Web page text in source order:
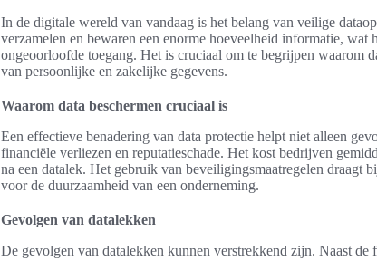
In de digitale wereld van vandaag is het belang van veilige
verzamelen en bewaren een enorme hoeveelheid informatie, wat
ongeoorloofde toegang. Het is cruciaal om te begrijpen waarom
van persoonlijke en zakelijke gegevens.
Waarom data beschermen cruciaal is
Een effectieve benadering van data protectie helpt niet alleen
financiële verliezen en reputatieschade. Het kost bedrijven
na een datalek. Het gebruik van beveiligingsmaatregelen draagt
voor de duurzaamheid van een onderneming.
Gevolgen van datalekken
De gevolgen van datalekken kunnen verstrekkend zijn. Naast